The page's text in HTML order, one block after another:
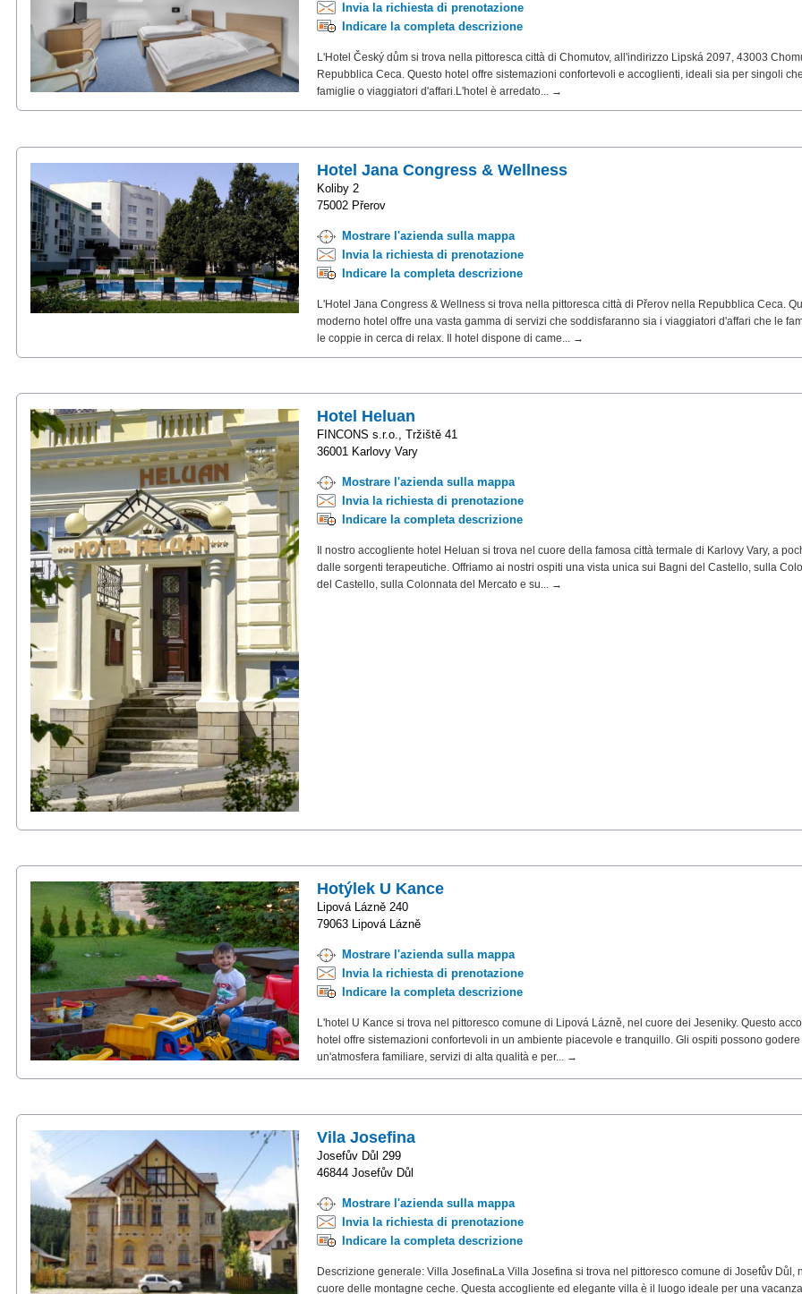
Invia la richiesta di prenotazione
Indicare la completa descrizione
L'Hotel Český dům si trova nella pittoresca città di Chomutov, all'indirizzo Lipská 2097, 43003
Repubblica Ceca. Questo hotel offre sistemazioni confortevoli e accoglienti, ideali sia per singoli
famiglie o viaggiatori d'affari.L'hotel è arredato... →
Hotel Jana Congress & Wellness
Koliby 2
75002 Přerov
Mostrare l'azienda sulla mappa
Invia la richiesta di prenotazione
Indicare la completa descrizione
L'Hotel Jana Congress & Wellness si trova nella pittoresca città di Přerov nella Repubblica Ceca.
moderno hotel offre una vasta gamma di servizi che soddisfaranno sia i viaggiatori d'affari che le
le coppie in cerca di relax. Il hotel dispone di came... →
Hotel Heluan
FINCONS s.r.o., Tržiště 41
36001 Karlovy Vary
Mostrare l'azienda sulla mappa
Invia la richiesta di prenotazione
Indicare la completa descrizione
Il nostro accogliente hotel Heluan si trova nel cuore della famosa città termale di Karlovy Vary, a
dalle sorgenti terapeutiche. Offriamo ai nostri ospiti una vista unica sui Bagni del Castello, sulla
del Castello, sulla Colonnata del Mercato e su... →
Hotýlek U Kance
Lipová Lázně 240
79063 Lipová Lázně
Mostrare l'azienda sulla mappa
Invia la richiesta di prenotazione
Indicare la completa descrizione
L'hotel U Kance si trova nel pittoresco comune di Lipová Lázně, nel cuore dei Jeseniky. Questo
hotel offre sistemazioni confortevoli in un ambiente piacevole e tranquillo. Gli ospiti possono godere
un'atmosfera familiare, servizi di alta qualità e per... →
Vila Josefina
Josefův Důl 299
46844 Josefův Důl
Mostrare l'azienda sulla mappa
Invia la richiesta di prenotazione
Indicare la completa descrizione
Descrizione generale: Villa JosefinaLa Villa Josefina si trova nel pittoresco comune di Josefův Důl,
cuore delle montagne ceche. Questa accogliente ed elegante villa è il luogo ideale per una